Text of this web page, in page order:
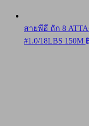
สายพีอี ถัก 8
#1.0/18LBS 150M